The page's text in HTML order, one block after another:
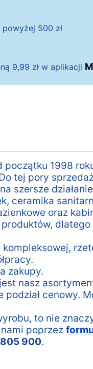
500 zł
9,99 zł w aplikacji
1998
tej pory
szersze
ceramika
oraz
zakupy.
nasz
cenowy.
to nie
poprzez
900.